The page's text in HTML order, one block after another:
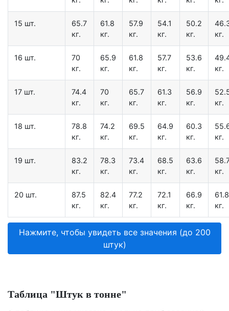
15 шт.
65.7
кг.
61.8
кг.
57.9
кг.
54.1
кг.
50.2
кг.
кг.
16 шт.
70
кг.
65.9
кг.
61.8
кг.
57.7
кг.
53.6
кг.
кг.
17 шт.
74.4
кг.
70
кг.
65.7
кг.
61.3
кг.
56.9
кг.
кг.
18 шт.
78.8
кг.
74.2
кг.
69.5
кг.
64.9
кг.
60.3
кг.
кг.
19 шт.
83.2
кг.
78.3
кг.
73.4
кг.
68.5
кг.
63.6
кг.
кг.
20 шт.
87.5
кг.
82.4
кг.
77.2
кг.
72.1
кг.
66.9
кг.
61.8
кг.
Нажмите, чтобы увидеть все значения (до 200
штук)
Таблица "Штук в тонне"